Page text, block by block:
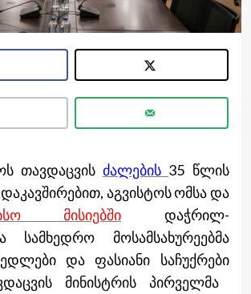
თავდაცვის ძალების 35 წლის
აგვისტოს ომსა და
მისიებში დაჭრილ-
სამხედრო მოსამსახურეებმა
და ფასიანი საჩუქრები
მინისტრის პირველმა